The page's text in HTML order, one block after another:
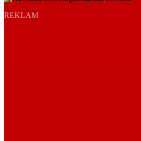
REKLAM